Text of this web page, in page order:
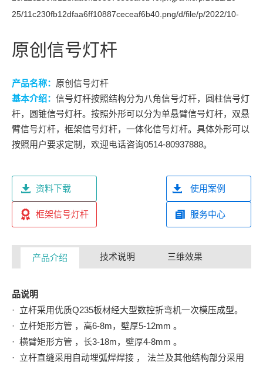
原创信号灯杆
产品名称： 原创信号灯杆
基本介绍： 信号灯杆按照结构分为八角信号灯杆，圆柱信号灯
杆，圆锥信号灯杆。按照外形可以分为单悬臂信号灯杆，双悬
臂信号灯杆，框架信号灯杆，一体化信号灯杆。具体外形可以
按照用户要求定制，欢迎电话咨询0514-80937888。
资料下载 使用案例
框架信号灯杆 服务中心
产品介绍 技术说明 三维效果
品说明
· 立杆采用优质Q235板材经大型数控折弯机一次模压成型。
· 立杆矩形方管 ，高6-8m，壁厚5-12mm 。
· 横臂矩形方管 ，长3-18m，壁厚4-8mm 。
· 立杆直缝采用自动埋弧焊焊接 ， 法兰及其他结构部分采用